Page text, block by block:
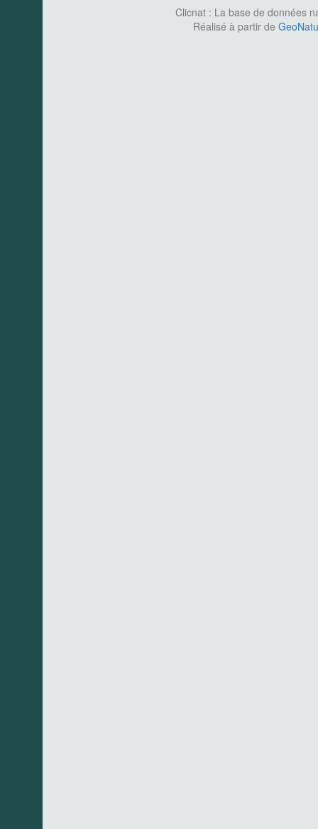
Clicnat : La base de données
Réalisé à partir de